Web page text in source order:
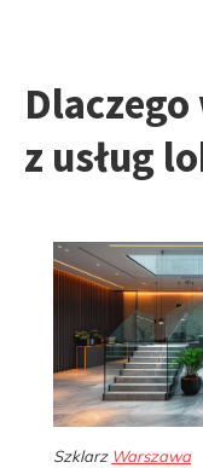
z usług
Szklarz Warszawa